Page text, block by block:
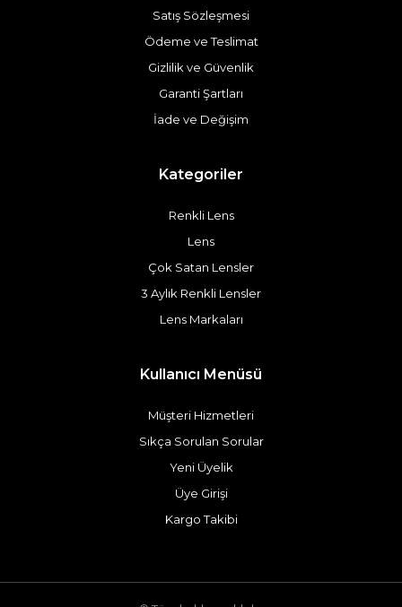
Satış Sözleşmesi
Ödeme ve Teslimat
Gizlilik ve Güvenlik
Garanti Şartları
İade ve Değişim
Kategoriler
Renkli Lens
Lens
Çok Satan Lensler
3 Aylık Renkli Lensler
Lens Markaları
Kullanıcı Menüsü
Müşteri Hizmetleri
Sıkça Sorulan Sorular
Yeni Üyelik
Üye Girişi
Kargo Takibi